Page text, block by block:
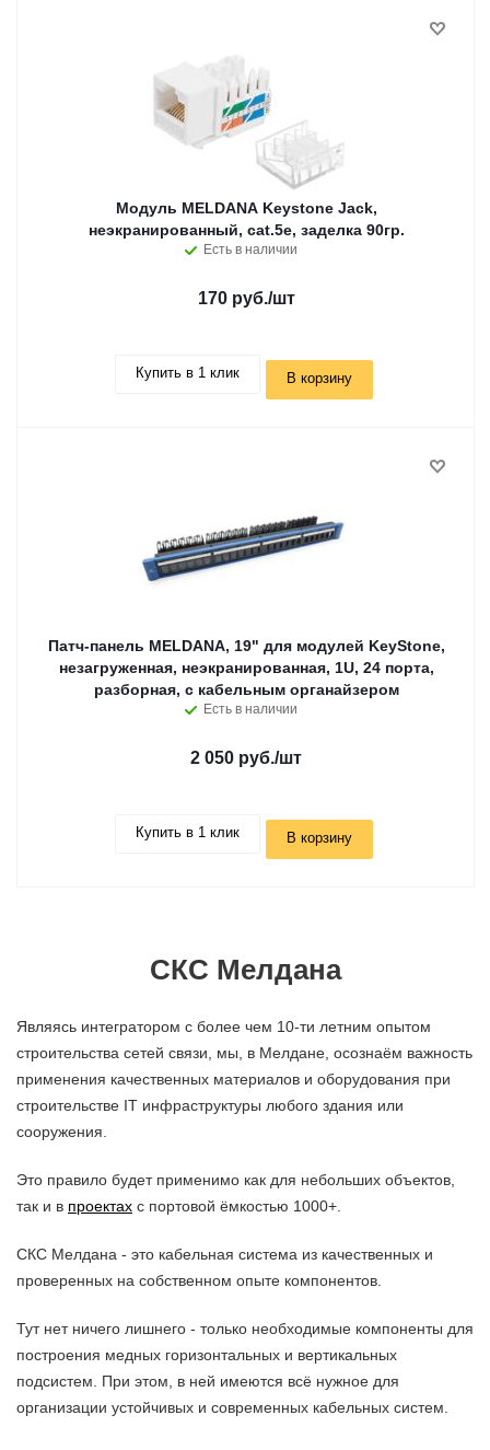
Модуль MELDANA Keystone Jack,
неэкранированный, cat.5e, заделка 90гр.
Есть в наличии
170 руб./шт
Купить в 1 клик В корзину
Патч-панель MELDANA, 19" для модулей KeyStone,
незагруженная, неэкранированная, 1U, 24 порта,
разборная, c кабельным органайзером
Есть в наличии
2 050 руб./шт
Купить в 1 клик В корзину
СКС Мелдана
Являясь интегратором с более чем 10-ти летним опытом
строительства сетей связи, мы, в Мелдане, осознаём важность
применения качественных материалов и оборудования при
строительстве IT инфраструктуры любого здания или
сооружения.
Это правило будет применимо как для небольших объектов,
так и в проектах с портовой ёмкостью 1000+.
СКС Мелдана - это кабельная система из качественных и
проверенных на собственном опыте компонентов.
Тут нет ничего лишнего - только необходимые компоненты для
построения медных горизонтальных и вертикальных
подсистем. При этом, в ней имеются всё нужное для
организации устойчивых и современных кабельных систем.